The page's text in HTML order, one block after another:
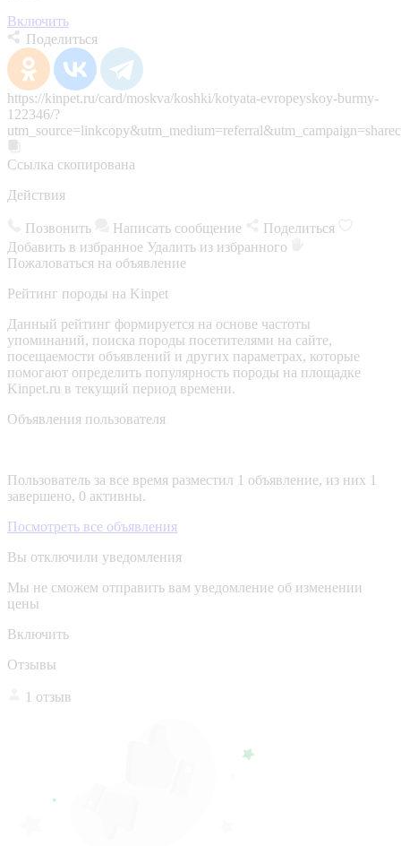
Включить
Поделиться
https://kinpet.ru/card/moskva/koshki/kotyata-evropeyskoy-burmy-
122346/?
Ссылка скопирована
Действия
Позвонить Написать сообщение
Поделиться
Добавить в избранное Удалить из избранного
Пожаловаться на объявление
Рейтинг породы на Kinpet
Данный рейтинг формируется на основе частоты
упоминаний, поиска породы посетителями на сайте,
посещаемости объявлений и других параметрах, которые
помогают определить популярность породы на площадке
Kinpet.ru в текущий период времени.
Объявления пользователя
Пользователь за все время разместил 1 объявление, из них 1
завершено, 0 активны.
Посмотреть все объявления
Вы отключили уведомления
Мы не сможем отправить вам уведомление об изменении
цены
Включить
Отзывы
1 отзыв